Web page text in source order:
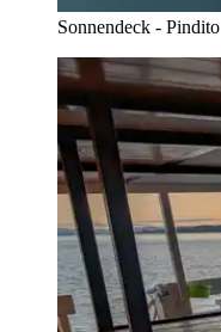
Sonnendeck - Pindito